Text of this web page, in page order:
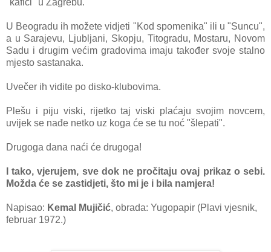
"kafići" u Zagrebu.
U Beogradu ih možete vidjeti "Kod spomenika" ili u "Suncu",
a u Sarajevu, Ljubljani, Skopju, Titogradu, Mostaru, Novom
Sadu i drugim većim gradovima imaju također svoje stalno
mjesto sastanaka.
Uvečer ih vidite po disko-klubovima.
Plešu i piju viski, rijetko taj viski plaćaju svojim novcem,
uvijek se nađe netko uz koga će se tu noć "šlepati".
Drugoga dana naći će drugoga!
I tako, vjerujem, sve dok ne pročitaju ovaj prikaz o sebi.
Možda će se zastidjeti, što mi je i bila namjera!
Napisao: Kemal Mujičić, obrada: Yugopapir (Plavi vjesnik,
februar 1972.)